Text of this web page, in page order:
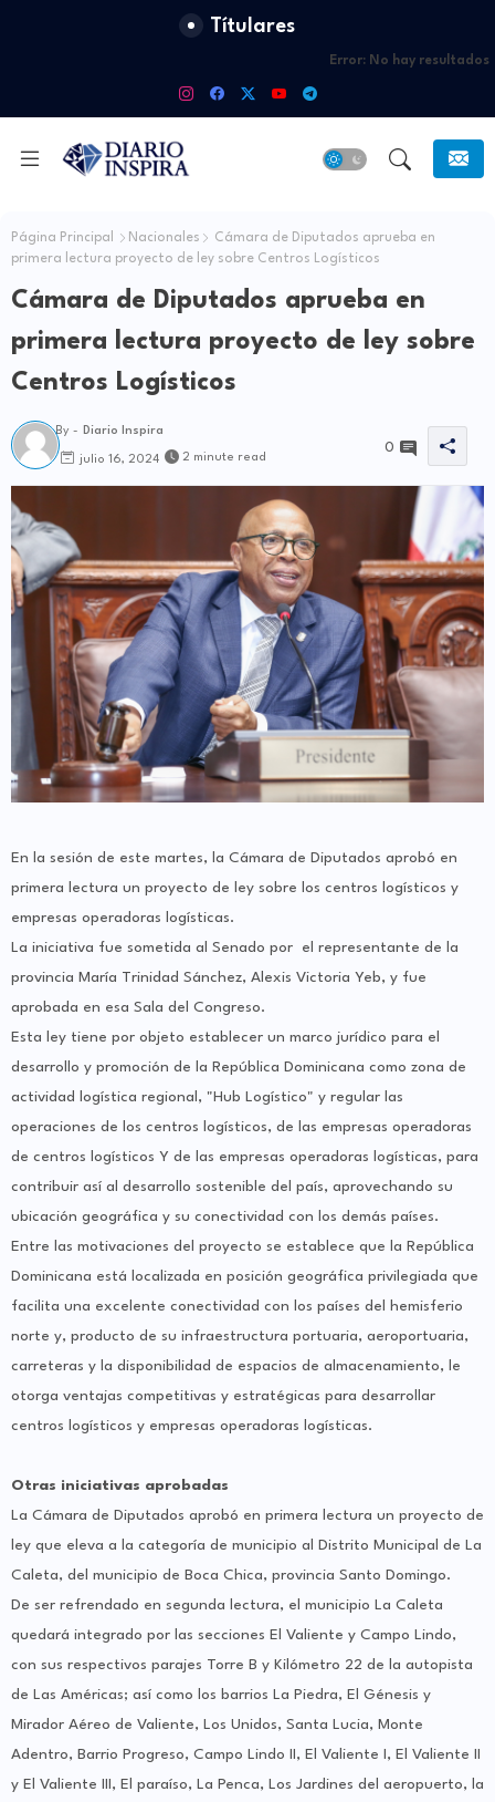
Títulares
Error: No hay resultados
Página Principal Nacionales
Cámara de Diputados aprueba en
primera lectura proyecto de ley sobre Centros Logísticos
Cámara de Diputados aprueba en
primera lectura proyecto de ley sobre
Centros Logísticos
By - Diario Inspira
julio 16, 2024 2 minute read
0
En la sesión de este martes, la Cámara de Diputados aprobó en
primera lectura un proyecto de ley sobre los centros logísticos y
empresas operadoras logísticas.
La iniciativa fue sometida al Senado por el representante de la
provincia María Trinidad Sánchez, Alexis Victoria Yeb, y fue
aprobada en esa Sala del Congreso.
Esta ley tiene por objeto establecer un marco jurídico para el
desarrollo y promoción de la República Dominicana como zona de
actividad logística regional, "Hub Logístico" y regular las
operaciones de los centros logísticos, de las empresas operadoras
de centros logísticos Y de las empresas operadoras logísticas, para
contribuir así al desarrollo sostenible del país, aprovechando su
ubicación geográfica y su conectividad con los demás países.
Entre las motivaciones del proyecto se establece que la República
Dominicana está localizada en posición geográfica privilegiada que
facilita una excelente conectividad con los países del hemisferio
norte y, producto de su infraestructura portuaria, aeroportuaria,
carreteras y la disponibilidad de espacios de almacenamiento, le
otorga ventajas competitivas y estratégicas para desarrollar
centros logísticos y empresas operadoras logísticas.
Otras iniciativas aprobadas
La Cámara de Diputados aprobó en primera lectura un proyecto de
ley que eleva a la categoría de municipio al Distrito Municipal de La
Caleta, del municipio de Boca Chica, provincia Santo Domingo.
De ser refrendado en segunda lectura, el municipio La Caleta
quedará integrado por las secciones El Valiente y Campo Lindo,
con sus respectivos parajes Torre B y Kilómetro 22 de la autopista
de Las Américas; así como los barrios La Piedra, El Génesis y
Mirador Aéreo de Valiente, Los Unidos, Santa Lucia, Monte
Adentro, Barrio Progreso, Campo Lindo II, El Valiente I, El Valiente II
y El Valiente III, El paraíso, La Penca, Los Jardines del aeropuerto, la